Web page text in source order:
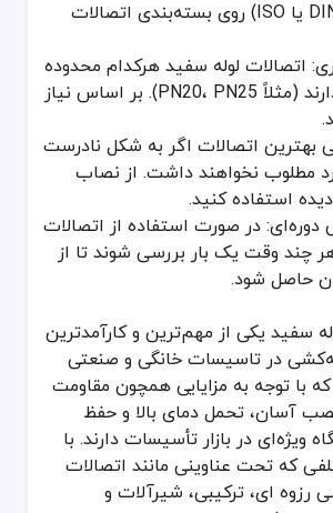
بین‌المللی (مانند DIN یا ISO) روی بسته‌بندی اتصالات
اتصالات لوله سفید هرکدام محدوده
فشاری مشخصی دارند (مثلاً PN20، PN25). بر اساس نیاز
اتصالات اگر به شکل نادرست
مطلوب نخواهند داشت. از نصاب
استفاده کنید.
در صورت استفاده از اتصالات
چند وقت یک بار بررسی شوند تا از
حاصل شود.
سفید یکی از مهم‌ترین و کارآمدترین
در تاسیسات خانگی و صنعتی
با توجه به مزایایی همچون مقاومت
آسان، تحمل دمای بالا و حفظ
ویژه‌ای در بازار تأسیسات دارند. با
که تحت عناوینی مانند اتصالات
رزوه ای، ترکیبی، شیرآلات و